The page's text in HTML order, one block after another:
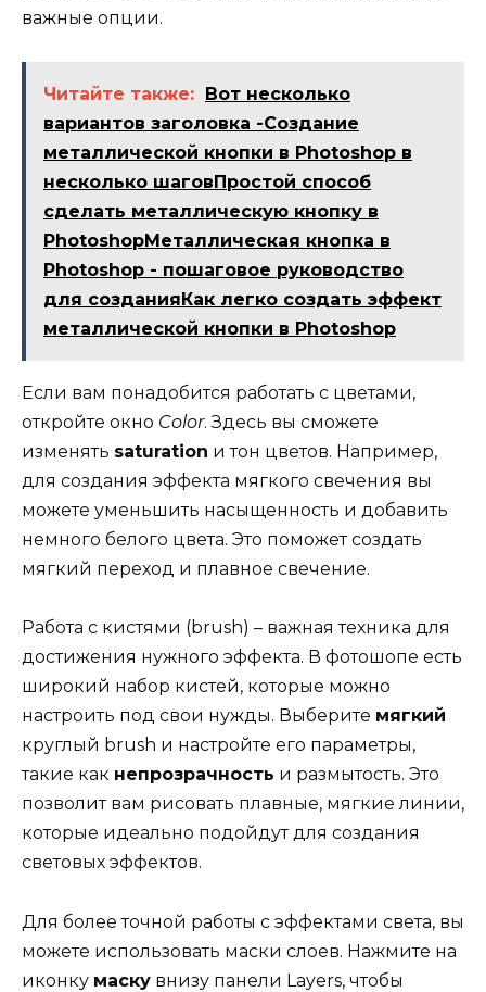
важные опции.
Читайте также:
Вот несколько
вариантов заголовка -Создание
металлической кнопки в Photoshop в
несколько шаговПростой способ
сделать металлическую кнопку в
PhotoshopМеталлическая кнопка в
Photoshop - пошаговое руководство
для созданияКак легко создать эффект
металлической кнопки в Photoshop
Если вам понадобится работать с цветами,
откройте окно Color. Здесь вы сможете
изменять saturation и тон цветов. Например,
для создания эффекта мягкого свечения вы
можете уменьшить насыщенность и добавить
немного белого цвета. Это поможет создать
мягкий переход и плавное свечение.
Работа с кистями (brush) – важная техника для
достижения нужного эффекта. В фотошопе есть
широкий набор кистей, которые можно
настроить под свои нужды. Выберите мягкий
круглый brush и настройте его параметры,
такие как непрозрачность и размытость. Это
позволит вам рисовать плавные, мягкие линии,
которые идеально подойдут для создания
световых эффектов.
Для более точной работы с эффектами света, вы
можете использовать маски слоев. Нажмите на
иконку маску внизу панели Layers, чтобы